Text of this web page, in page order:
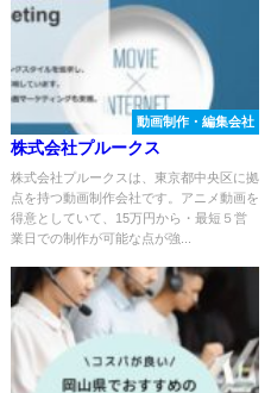
動画制作・編集会社
株式会社プルークス
株式会社プルークスは、東京都中央区に拠
点を持つ動画制作会社です。アニメ動画を
得意としていて、15万円から・最短５営
業日での制作が可能な点が強...